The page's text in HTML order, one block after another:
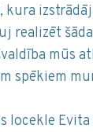
kura
realizēt
mūs
spēkiem
locekle